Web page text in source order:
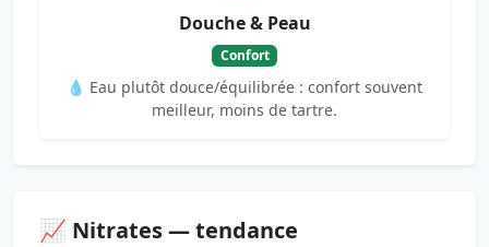
Douche & Peau
Confort
💧 Eau plutôt douce/équilibrée : confort souvent
meilleur, moins de tartre.
📈 Nitrates — tendance